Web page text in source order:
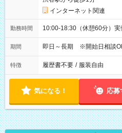
インターネット関連
勤務時間 10:00-18:30（休憩60分）
期間 即日～長期 ※開始日相談
特徴 履歴書不要 / 服装自由
気になる！ 応募